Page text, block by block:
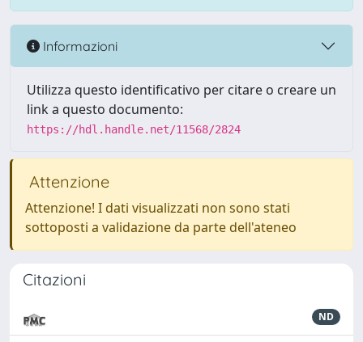
Informazioni
Utilizza questo identificativo per citare o creare un
link a questo documento:
https://hdl.handle.net/11568/2824
Attenzione
Attenzione! I dati visualizzati non sono stati
sottoposti a validazione da parte dell'ateneo
Citazioni
ND